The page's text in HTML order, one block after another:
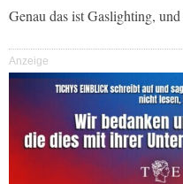
Genau das ist Gaslighting,
Anzeige